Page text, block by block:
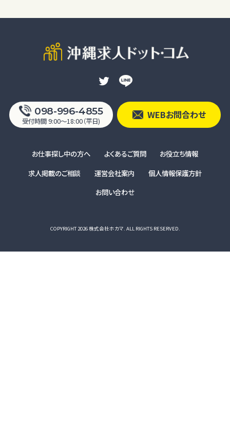
098-996-4855
受付時間 9:00〜18:00（平日)
WEBお問合わせ
お仕事探し中の方へ よくあるご質問
お役立ち情報
求人掲載のご相談
運営会社案内
個人情報保護方針
お問い合わせ
COPYRIGHT 2026 株式会社ホカマ. ALL RIGHTS RESERVED.